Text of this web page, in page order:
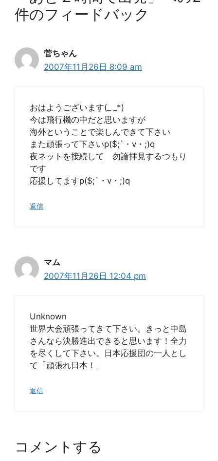
件のフィードバック
菅ちゃん
2007年11月26日 8:09 am
おはようございます(_ _*)
今は飛行機の中だと思いますが
海外ということで楽しんできて下さい
また頑張って下さいp($;`・v・;)q
夜ネットを接続して 勿論拝見するつもり
です
応援してますp($;`・v・;)q
返信
マム
2007年11月26日 12:04 pm
Unknown
世界大会頑張ってきて下さい。きっと中島
さんなら決勝進出できると思います！全力
を尽くして下さい。日本応援団の一人とし
て「頑張れ日本！」
返信
コメントする